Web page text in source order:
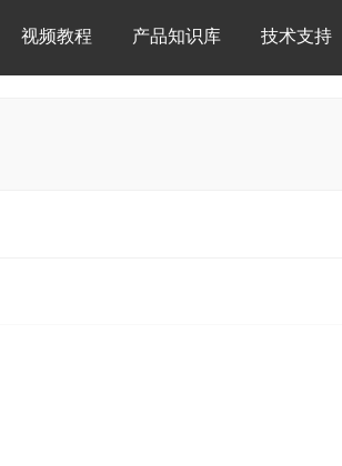
视频教程 产品知识库 技术支持